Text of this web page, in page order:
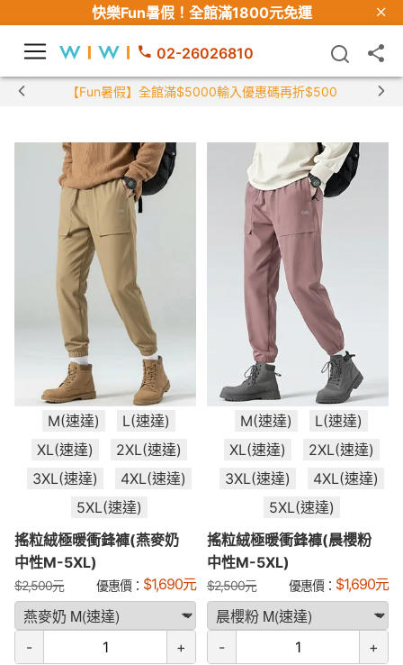
快樂Fun暑假！ 全館滿1800元免運
02-26026810
【Fun暑假】全館滿$5000輸入優惠碼再折$500
M(速達)
L(速達)
XL(速達)
2XL(速達)
3XL(速達)
4XL(速達)
5XL(速達)
搖粒絨極暖衝鋒褲(燕麥奶
中性M-5XL)
$2,500元 優惠價： $1,690元
- +
M(速達)
L(速達)
XL(速達)
2XL(速達)
3XL(速達)
4XL(速達)
5XL(速達)
搖粒絨極暖衝鋒褲(晨櫻粉
中性M-5XL)
$2,500元 優惠價： $1,690元
- +